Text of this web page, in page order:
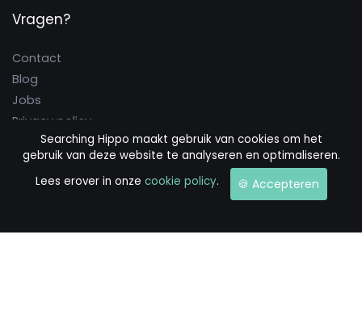
Searching Hippo maakt gebruik van cookies om het
gebruik van deze website te analyseren en optimaliseren.
Lees erover in onze cookie policy. 🍪 Accepteren
Vragen?
Contact
Blog
Jobs
Privacy policy
Cookie policy
Algemene voorwaarden